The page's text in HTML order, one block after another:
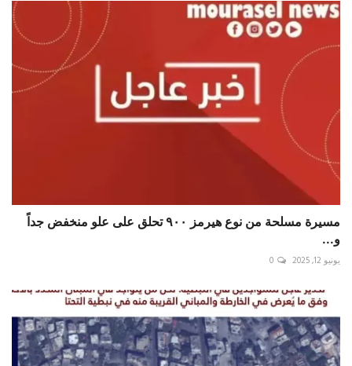
مسيرة مسلحة من نوع هيرمز ٩٠٠ تحلق على علو منخفض جداً
و...
يونيو 12, 2025 0